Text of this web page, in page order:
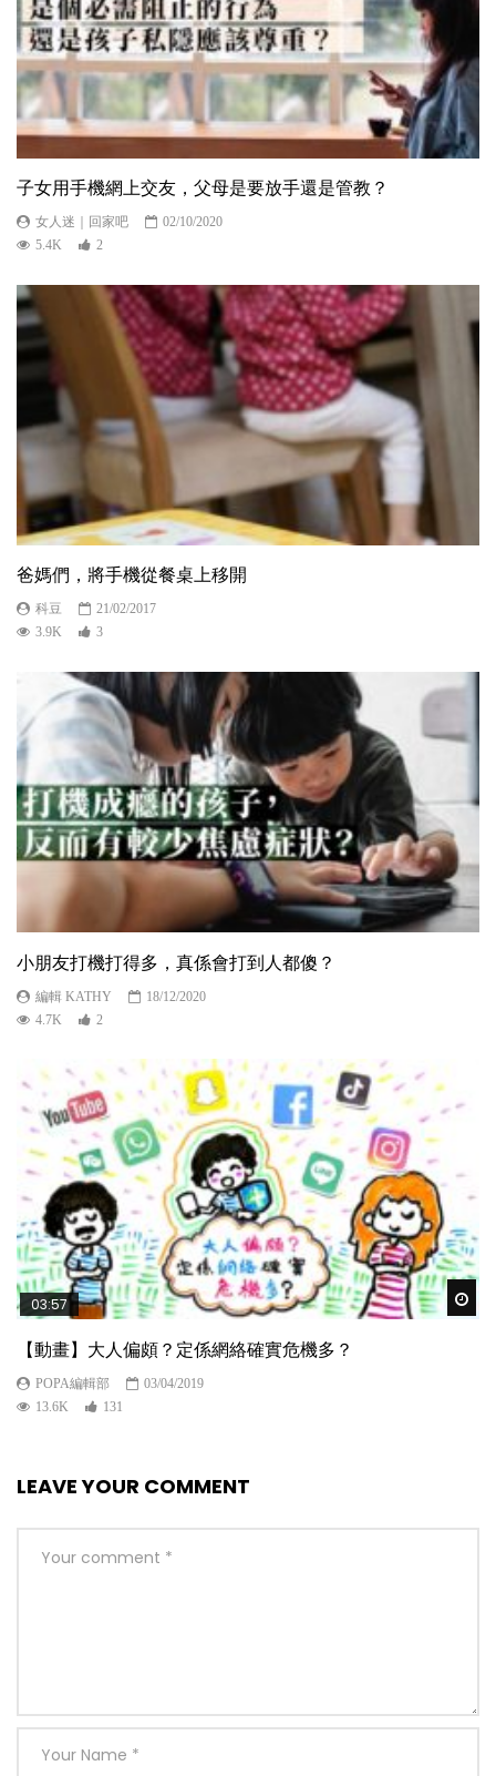
子女用手機網上交友，父母是要放手還是管教？
女人迷｜回家吧
02/10/2020
5.4K
2
爸媽們，將手機從餐桌上移開
科豆
21/02/2017
3.9K
3
小朋友打機打得多，真係會打到人都傻？
編輯 KATHY
18/12/2020
4.7K
2
03:57
【動畫】大人偏頗？定係網絡確實危機多？
POPA編輯部
03/04/2019
13.6K
131
LEAVE YOUR COMMENT